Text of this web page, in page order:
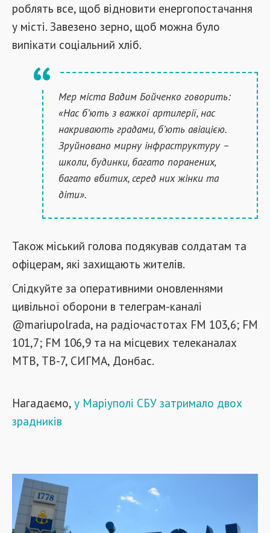
роблять все, щоб відновити енергопостачання
у місті. Завезено зерно, щоб можна було
випікати соціальний хліб.
Мер міста Вадим Бойченко говорить:
«Нас б’ють з важкої артилерії, нас
накривають градами, б’ють авіацією.
Зруйновано мирну інфраструктуру –
школи, будинки, багато поранених,
багато вбитих, серед них жінки та
діти».
Також міський голова подякував солдатам та
офіцерам, які захищають жителів.
Слідкуйте за оперативними оновленнями
цивільної оборони в телеграм-каналі
@mariupolrada, на радіочастотах FM 103,6; FM
101,7; FM 106,9 та на місцевих телеканалах
МТВ, ТВ-7, СИГМА, Донбас.
Нагадаємо, у Маріуполі СБУ затримало двох
зрадників